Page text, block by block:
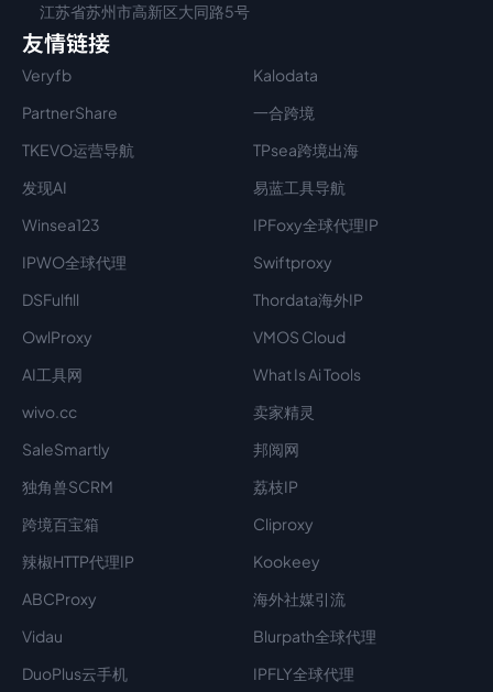
江苏省苏州市高新区大同路5号
友情链接
Veryfb
Kalodata
PartnerShare
一合跨境
TKEVO运营导航
TPsea跨境出海
发现AI
易蓝工具导航
Winsea123
IPFoxy全球代理IP
IPWO全球代理
Swiftproxy
DSFulfill
Thordata海外IP
OwlProxy
VMOS Cloud
AI工具网
What Is Ai Tools
wivo.cc
卖家精灵
SaleSmartly
邦阅网
独角兽SCRM
荔枝IP
跨境百宝箱
Cliproxy
辣椒HTTP代理IP
Kookeey
ABCProxy
海外社媒引流
Vidau
Blurpath全球代理
DuoPlus云手机
IPFLY全球代理